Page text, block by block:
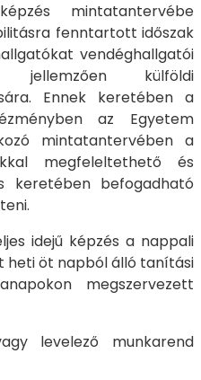
mintatantervébe
fenntartott időszak
vendéghallgatói
jellemzően külföldi
Ennek keretében a
az Egyetem
mintatantervében a
megfeleltethető és
keretében befogadható
idejű képzés a nappali
heti öt napból álló tanítási
megszervezett
levelező munkarend